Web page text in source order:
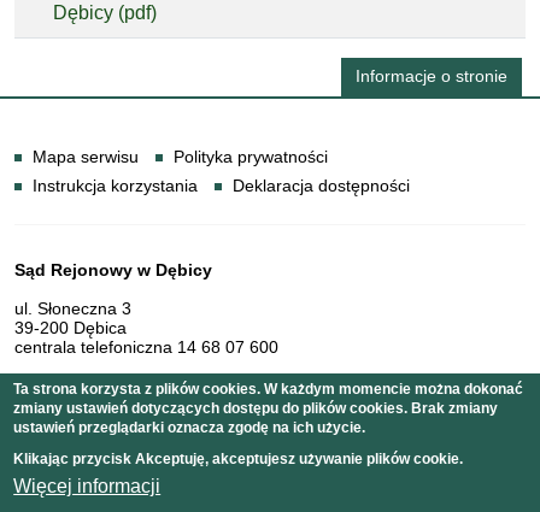
Dębicy (pdf)
Informacje o stronie
Mapa serwisu
Polityka prywatności
Instrukcja korzystania
Deklaracja dostępności
Dane teleadresowe
Sąd Rejonowy w Dębicy
ul. Słoneczna 3
39-200 Dębica
centrala telefoniczna 14 68 07 600
Serwis pełni funkcję strony Biuletynu Informacji Publicznej
Ta strona korzysta z plików cookies. W każdym momencie można dokonać
zmiany ustawień dotyczących dostępu do plików cookies. Brak zmiany
ustawień przeglądarki oznacza zgodę na ich użycie.
Klikając przycisk Akceptuję, akceptujesz używanie plików cookie.
Więcej informacji